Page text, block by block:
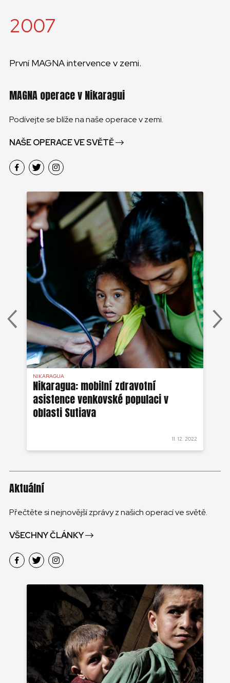
2007
První MAGNA intervence v zemi.
MAGNA operace v Nikaragui
Podívejte se blíže na naše operace v zemi.
NAŠE OPERACE VE SVĚTĚ
NIKARAGUA
Nikaragua: mobilní zdravotní
asistence venkovské populaci v
oblasti Sutiava
11. 12. 2022
Aktuální
Přečtěte si nejnovější zprávy z našich operací ve světě.
VŠECHNY ČLÁNKY